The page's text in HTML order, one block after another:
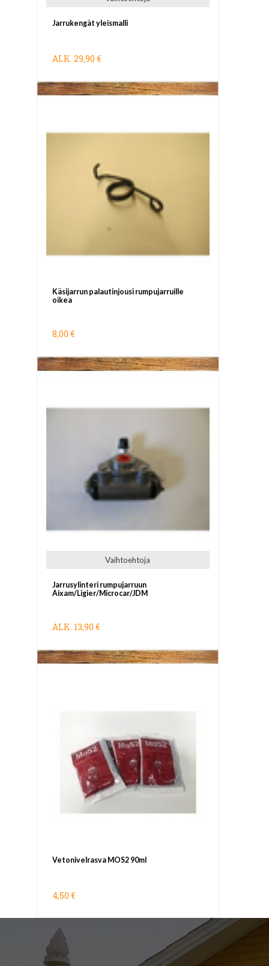
Jarrukengät yleismalli
ALK. 29,90 €
Käsijarrun palautinjousi rumpujarruille
oikea
8,00 €
Vaihtoehtoja
Jarrusylinteri rumpujarruun
Aixam/Ligier/Microcar/JDM
ALK. 13,90 €
Vetonivelrasva MOS2 90ml
4,50 €